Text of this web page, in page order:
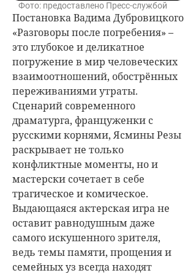
Фото: предоставлено Пресс-службой
Постановка Вадима Дубровицкого
«Разговоры после погребения» –
это глубокое и деликатное
погружение в мир человеческих
взаимоотношений, обострённых
переживаниями утраты.
Сценарий современного
драматурга, француженки с
русскими корнями, Ясмины Резы
раскрывает не только
конфликтные моменты, но и
мастерски сочетает в себе
трагическое и комическое.
Выдающаяся актерская игра не
оставит равнодушным даже
самого искушенного зрителя,
ведь темы памяти, прощения и
семейных уз всегда находят